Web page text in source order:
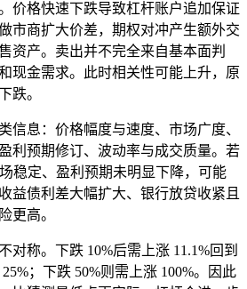
价格快速下跌导致杠杆账户追加保证
市商扩大价差，期权对冲产生额外交
资产。卖出并不完全来自基本面判
现金需求。此时相关性可能上升，原
跌。
信息：价格幅度与速度、 市场广度、
利预期修订、波动率与成交质量。若
稳定、盈利预期未明显下降，可能
益债利差大幅扩大、银行放贷收紧且
更高。
对称。下跌 10%后需上涨 11.1%回到
；下跌 50%则需上涨 100%。因此